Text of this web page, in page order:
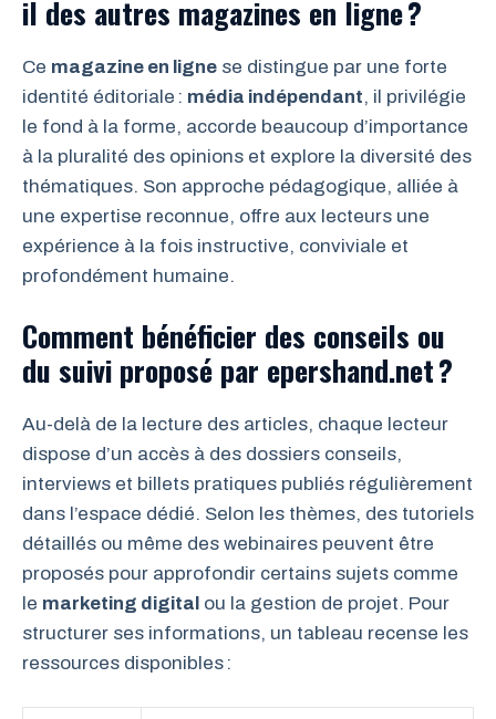
il des autres magazines en ligne ?
Ce magazine en ligne se distingue par une forte
identité éditoriale : média indépendant, il privilégie
le fond à la forme, accorde beaucoup d’importance
à la pluralité des opinions et explore la diversité des
thématiques. Son approche pédagogique, alliée à
une expertise reconnue, offre aux lecteurs une
expérience à la fois instructive, conviviale et
profondément humaine.
Comment bénéficier des conseils ou
du suivi proposé par epershand.net ?
Au-delà de la lecture des articles, chaque lecteur
dispose d’un accès à des dossiers conseils,
interviews et billets pratiques publiés régulièrement
dans l’espace dédié. Selon les thèmes, des tutoriels
détaillés ou même des webinaires peuvent être
proposés pour approfondir certains sujets comme
le marketing digital ou la gestion de projet. Pour
structurer ses informations, un tableau recense les
ressources disponibles :